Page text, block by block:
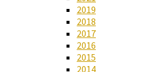
2019
2018
2017
2016
2015
2014